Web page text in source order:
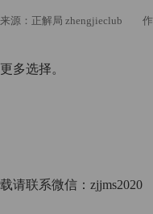
来源：正解局 zhengjieclub
多选择。
请联系微信：zjjms2020